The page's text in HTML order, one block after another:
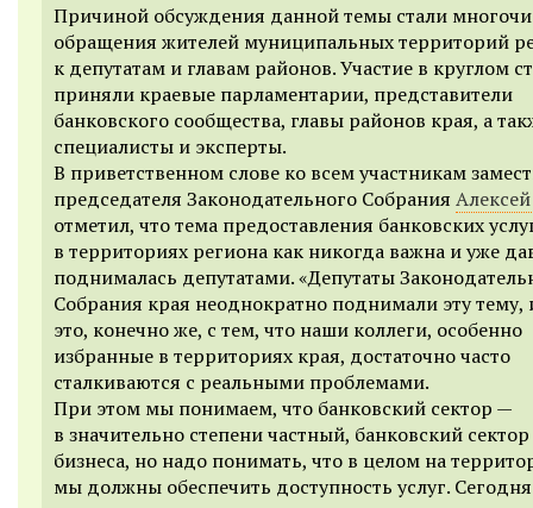
Причиной обсуждения данной темы стали
обращения жителей муниципальных территорий
к депутатам и главам районов. Участие в круглом
приняли краевые парламентарии, представители
банковского сообщества, главы районов края, а
специалисты и эксперты.
В приветственном слове ко всем участникам
председателя Законодательного Собрания
отметил, что тема предоставления банковских
в территориях региона как никогда важна и уже
поднималась депутатами. «Депутаты
Собрания края неоднократно поднимали эту тему,
это, конечно же, с тем, что наши коллеги, особенно
избранные в территориях края, достаточно часто
сталкиваются с реальными проблемами.
При этом мы понимаем, что банковский сектор —
в значительно степени частный, банковский
бизнеса, но надо понимать, что в целом на
мы должны обеспечить доступность услуг. Сегодня